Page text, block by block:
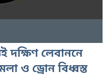
দক্ষিণ লেবাননে
ও ড্রোন বিধ্বস্ত